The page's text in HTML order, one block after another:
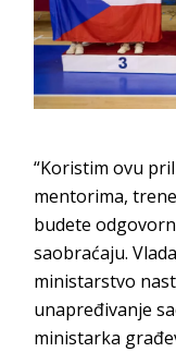
“Koristim ovu
mentorima,
budete
saobraćaju.
ministarstvo
unapređivanje
ministarka